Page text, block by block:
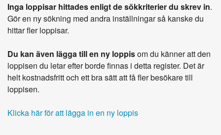
Inga loppisar hittades enligt de sökkriterier du skrev in.
Gör en ny sökning med andra inställningar så kanske du
hittar fler loppisar.
Du kan även lägga till en ny loppisom du känner att den
loppisen du letar efter borde finnas i detta register. Det är
helt kostnadsfritt och ett bra sätt att få fler besökare till
loppisen.
Klicka här för att lägga in en ny loppis